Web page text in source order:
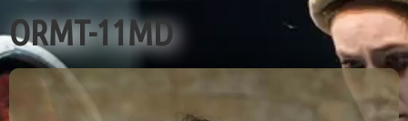
ORMT-11MD